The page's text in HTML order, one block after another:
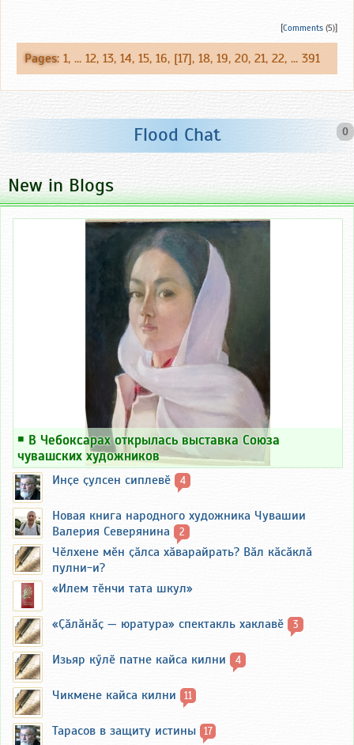
[Comments (5)]
Pages: 1, ... 12, 13, 14, 15, 16, [17], 18, 19, 20, 21, 22, ... 391
0
Flood Chat
New in Blogs
￭ В Чебоксарах открылась выставка Союза
чувашских художников
Инҫе ҫулсен сиплевӗ 4
Новая книга народного художника Чувашии
Валерия Северянина
2
Чӗлхене мӗн ҫӑлса хӑварайрать? Вӑл кӑсӑклӑ
пулни-и?
«Илем тӗнчи тата шкул»
«Ҫӑлӑнӑҫ — юратура» спектакль хаклавӗ 3
Изьяр кӳлӗ патне кайса килни 4
Чикмене кайса килни 11
Тарасов в защиту истины 17